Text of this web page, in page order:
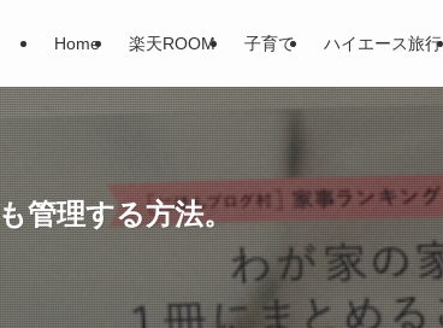
Home 楽天ROOM 子育て ハイエース旅行
管理する方法。